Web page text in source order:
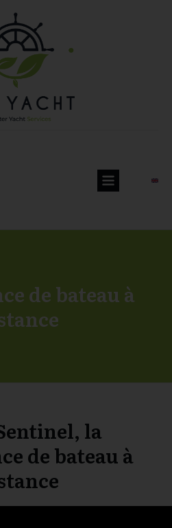
de bateau à
la
de bateau à